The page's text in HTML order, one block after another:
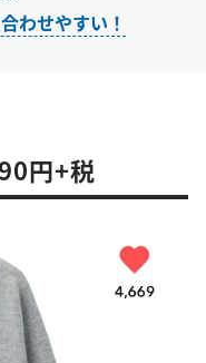
わせやすい！
円+税